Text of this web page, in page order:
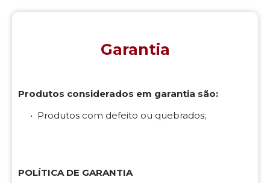
Garantia
Produtos considerados em garantia são:
• Produtos com defeito ou quebrados;
POLÍTICA DE GARANTIA